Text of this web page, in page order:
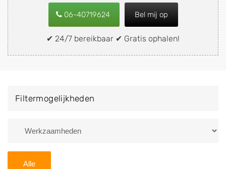
06-40719624 Bel mij op
✔ 24/7 bereikbaar ✔ Gratis ophalen!
vrachtwagen, motor of brommobiel snel en eenvoudig
verkopen aan een demontagebedrijf in de buurt, deze
zelf wegbrengen naar de sloop of deze liever laten
ophalen op een locatie naar keuze? Kies dan voor een
of kapotte auto.
regio? U vindt hier alle bedrijven in
Filtermogelijkheden
Alle